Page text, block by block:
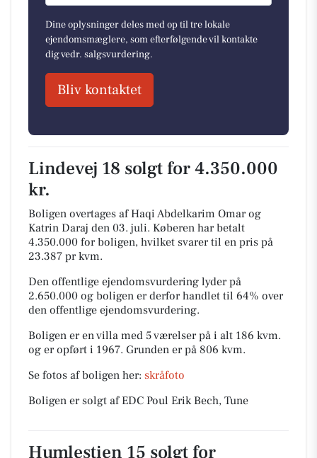
Dine oplysninger deles med op til tre lokale
ejendomsmæglere, som efterfølgende vil kontakte
dig vedr. salgsvurdering.
Bliv kontaktet
Lindevej 18 solgt for 4.350.000
kr.
Boligen overtages af Haqi Abdelkarim Omar og
Katrin Daraj den 03. juli. Køberen har betalt
4.350.000 for boligen, hvilket svarer til en pris på
23.387 pr kvm.
Den offentlige ejendomsvurdering lyder på
2.650.000 og boligen er derfor handlet til 64% over
den offentlige ejendomsvurdering.
Boligen er en villa med 5 værelser på i alt 186 kvm.
og er opført i 1967. Grunden er på 806 kvm.
Se fotos af boligen her: skråfoto
Boligen er solgt af EDC Poul Erik Bech, Tune
Humlestien 15 solgt for